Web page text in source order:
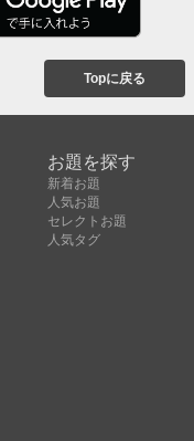
Topに戻る
お題を探す
新着お題
人気お題
セレクトお題
人気タグ